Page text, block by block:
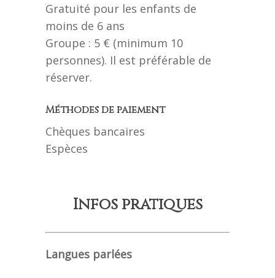
Gratuité pour les enfants de
moins de 6 ans
Groupe : 5 € (minimum 10
personnes). Il est préférable de
réserver.
Méthodes de paiement
Chèques bancaires
Espèces
Infos pratiques
Langues parlées